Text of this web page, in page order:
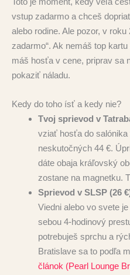
vstup zadarmo a chceš
alebo rodine. Ale pozor, v roku
zadarmo“. Ak nemáš top
máš hosťa v cene, priprav sa
pokaziť náladu.
Kedy do toho ísť a kedy nie?
Tvoj sprievod v
vziať hosťa do
neskutočných 44 €.
dáte obaja kráľovský
zostane na magnetku.
Sprievod v SLSP (26
Viedni alebo vo svete
sebou 4-hodinový
potrebuješ sprchu a
Bratislave sa to podľa
článok (Pearl Lounge